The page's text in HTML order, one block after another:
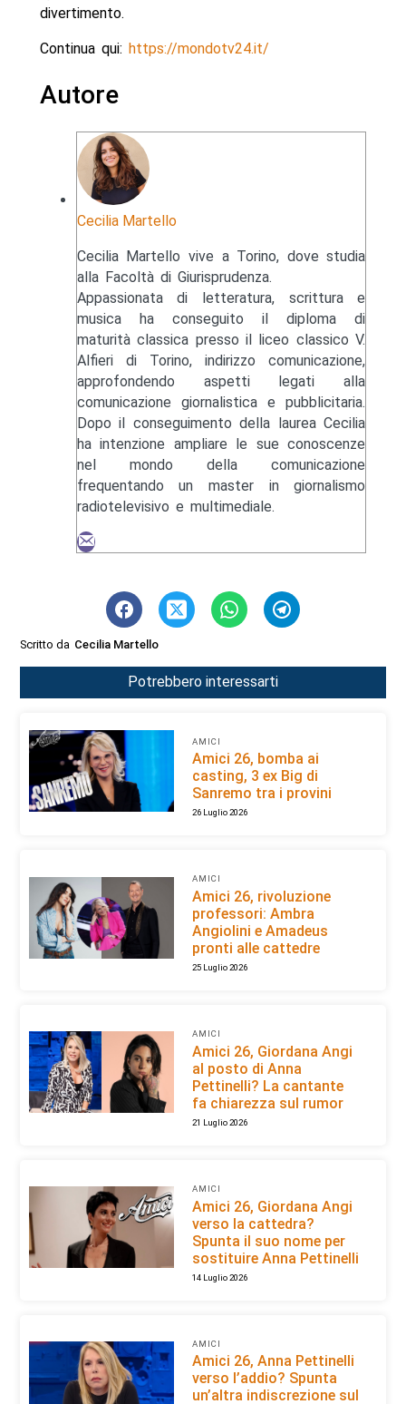
divertimento.
Continua qui: https://mondotv24.it/
Autore
Cecilia Martello
Cecilia Martello vive a Torino, dove studia
alla Facoltà di Giurisprudenza.
Appassionata di letteratura, scrittura e
musica ha conseguito il diploma di
maturità classica presso il liceo classico V.
Alfieri di Torino, indirizzo comunicazione,
approfondendo aspetti legati alla
comunicazione giornalistica e pubblicitaria.
Dopo il conseguimento della laurea Cecilia
ha intenzione ampliare le sue conoscenze
nel mondo della comunicazione
frequentando un master in giornalismo
radiotelevisivo e multimediale.
Scritto da Cecilia Martello
Potrebbero interessarti
AMICI
Amici 26, bomba ai
casting, 3 ex Big di
Sanremo tra i provini
26 Luglio 2026
AMICI
Amici 26, rivoluzione
professori: Ambra
Angiolini e Amadeus
pronti alle cattedre
25 Luglio 2026
AMICI
Amici 26, Giordana Angi
al posto di Anna
Pettinelli? La cantante
fa chiarezza sul rumor
21 Luglio 2026
AMICI
Amici 26, Giordana Angi
verso la cattedra?
Spunta il suo nome per
sostituire Anna Pettinelli
14 Luglio 2026
AMICI
Amici 26, Anna Pettinelli
verso l’addio? Spunta
un’altra indiscrezione sul